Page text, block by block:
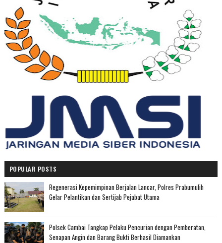
POPULAR POSTS
Regenerasi Kepemimpinan Berjalan Lancar, Polres Prabumulih
Gelar Pelantikan dan Sertijab Pejabat Utama
Polsek Cambai Tangkap Pelaku Pencurian dengan Pemberatan,
Senapan Angin dan Barang Bukti Berhasil Diamankan